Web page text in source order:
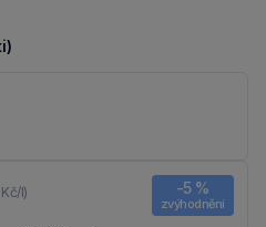
l) -5 %
zvýhodnění